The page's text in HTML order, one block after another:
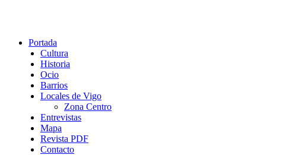
Portada
Cultura
Historia
Ocio
Barrios
Locales de Vigo
Zona Centro
Entrevistas
Mapa
Revista PDF
Contacto